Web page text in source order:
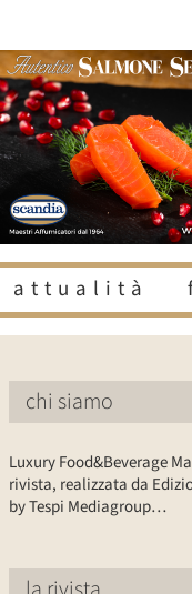
attualità
chi siamo
Luxury Food&Beverage
rivista, realizzata da
by Tespi Mediagroup…